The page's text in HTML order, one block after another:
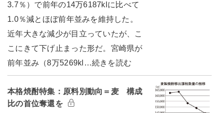
3.7％）で前年の14万6187klに比べて
1.0％減とほぼ前年並みを維持した。
近年大きな減少が目立っていたが、こ
こにきて下げ止まった形だ。宮崎県が
前年並み（8万5269kl…続きを読む
本格焼酎特集：原料別動向＝麦 構成
比の首位奪還を